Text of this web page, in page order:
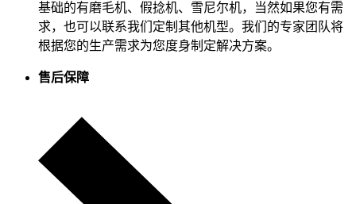
基础的有磨毛机、假捻机、雪尼尔机，当然如果您有需
求，也可以联系我们定制其他机型。我们的专家团队将
根据您的生产需求为您度身制定解决方案。
售后保障